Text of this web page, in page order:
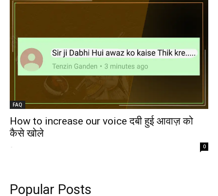
FAQ
How to increase our voice दबी हुई आवाज़ को
कैसे खोले
- 0
Popular Posts